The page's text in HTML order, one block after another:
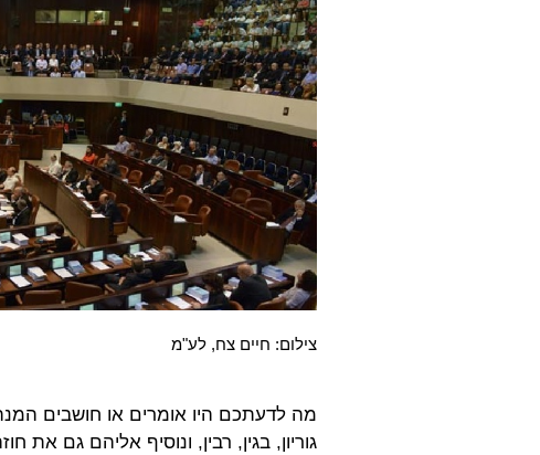
צילום: חיים צח, לע"מ
מה לדעתכם היו אומרים או חושבים
גוריון, בגין, רבין, ונוסיף אליהם גם את